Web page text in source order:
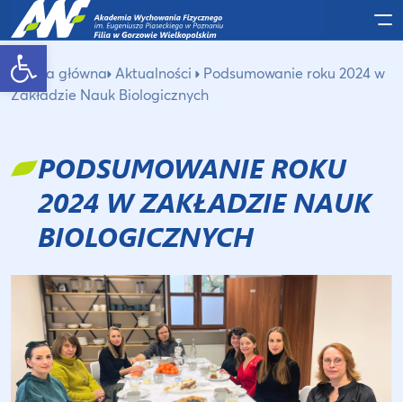
Otwórz pasek narzędzi
Strona główna Aktualności
Podsumowanie roku 2024 w
Zakładzie Nauk Biologicznych
PODSUMOWANIE ROKU
2024 W ZAKŁADZIE NAUK
BIOLOGICZNYCH